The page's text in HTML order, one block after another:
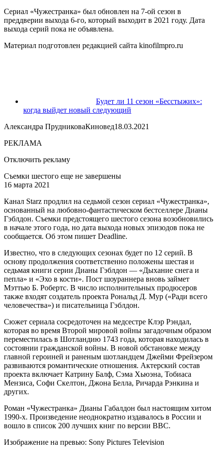
Сериал «Чужестранка» был обновлен ​​на 7-ой сезон в
преддверии выхода 6-го, который выходит в 2021 году. Дата
выхода серий пока не объявлена.
Материал подготовлен редакцией сайта kinofilmpro.ru
Будет ли 11 сезон «Бесстыжих»:
когда выйдет новый следующий
Александра ПрудниковаКиновед18.03.2021
РЕКЛАМА
Отключить рекламу
Съемки шестого еще не завершены
16 марта 2021
Канал Starz продлил на седьмой сезон сериал «Чужестранка»,
основанный на любовно-фантастическом бестселлере Дианы
Гэблдон. Съемки предстоящего шестого сезона возобновились
в начале этого года, но дата выхода новых эпизодов пока не
сообщается. Об этом пишет Deadline.
Известно, что в следующих сезонах будет по 12 серий. В
основу продолжения соответственно положены шестая и
седьмая книги серии Дианы Гэблдон — «Дыхание снега и
пепла» и «Эхо в кости». Пост шоураннера вновь займет
Мэттью Б. Робертс. В число исполнительных продюсеров
также входят создатель проекта Рональд Д. Мур («Ради всего
человечества») и писательница Гэблдон.
Сюжет сериала сосредоточен на медсестре Клэр Рэндал,
которая во время Второй мировой войны загадочным образом
переместилась в Шотландию 1743 года, которая находилась в
состоянии гражданской войны. В новой обстановке между
главной героиней и раненым шотландцем Джейми Фрейзером
развиваются романтические отношения. Актерский состав
проекта включает Катрину Балф, Сэма Хьюэна, Тобиаса
Мензиса, Софи Скелтон, Джона Белла, Ричарда Рэнкина и
других.
Роман «Чужестранка» Дианы Габалдон был настоящим хитом
1990-х. Произведение неоднократно издавалось в России и
вошло в список 200 лучших книг по версии BBC.
Изображение на превью: Sony Pictures Television